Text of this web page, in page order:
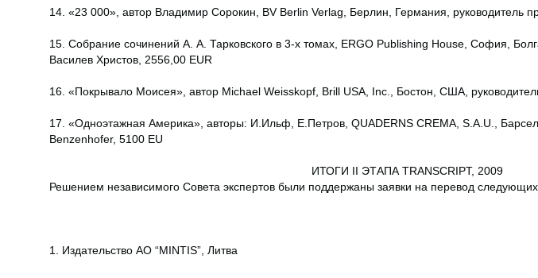
14. «23 000», автор Владимир Сорокин, BV Berlin Verlag, Берлин, Германия, руководитель
15. Собрание сочинений А. А. Тарковского в 3-х томах, ERGO Publishing House, София,
Василев Христов, 2556,00 EUR
16. «Покрывало Моисея», автор Michael Weisskopf, Brill USA, Inc., Бостон, США,
17. «Одноэтажная Америка», авторы: И.Ильф, Е.Петров, QUADERNS CREMA, S.A.U.,
Benzenhofer, 5100 EU
ИТОГИ II ЭТАПА TRANSCRIPT, 2009
Решением независимого Совета экспертов были поддержаны заявки на перевод
1. Издательство AO “MINTIS”, Литва